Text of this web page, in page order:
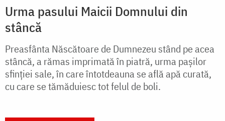
Urma pasului Maicii Domnului din
stâncă
Preasfânta Născătoare de Dumnezeu stând pe acea
stâncă, a rămas imprimată în piatră, urma paşilor
sfinţiei sale, în care întotdeauna se află apă curată,
cu care se tămăduiesc tot felul de boli.